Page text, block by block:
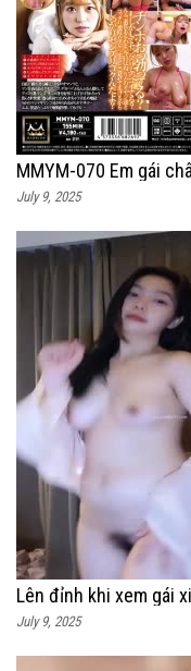
MMYM-070 Em gái
July 9, 2025
Lên đỉnh khi xem gái
July 9, 2025